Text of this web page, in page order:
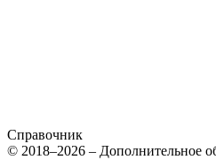
Справочник
© 2018–2026 – Дополнительное